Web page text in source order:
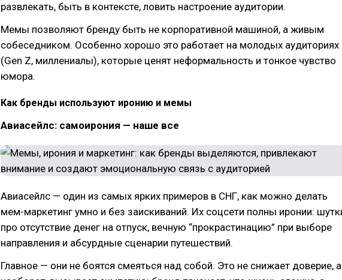
развлекать, быть в контексте, ловить настроение аудитории.
Мемы позволяют бренду быть не корпоративной машиной, а живым
собеседником. Особенно хорошо это работает на молодых аудиториях
(Gen Z, миллениалы), которые ценят неформальность и тонкое чувство
юмора.
Как бренды используют иронию и мемы
Авиасейлс: самоирония — наше все
Авиасейлс — один из самых ярких примеров в СНГ, как можно делать
мем-маркетинг умно и без заискиваний. Их соцсети полны иронии:
про отсутствие денег на отпуск, вечную “прокрастинацию” при выборе
направления и абсурдные сценарии путешествий.
Главное — они не боятся смеяться над собой. Это не снижает доверие, а